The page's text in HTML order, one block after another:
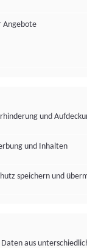
Angebote
und
und Inhalten
speichern und
aus